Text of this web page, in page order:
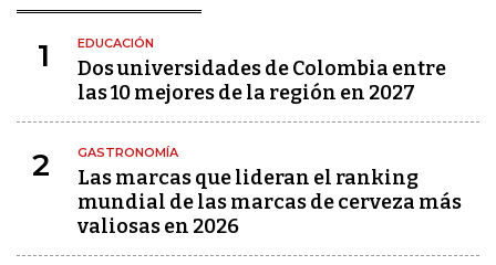
1 EDUCACIÓN
Dos universidades de Colombia entre
las 10 mejores de la región en 2027
2 GASTRONOMÍA
Las marcas que lideran el ranking
mundial de las marcas de cerveza más
valiosas en 2026